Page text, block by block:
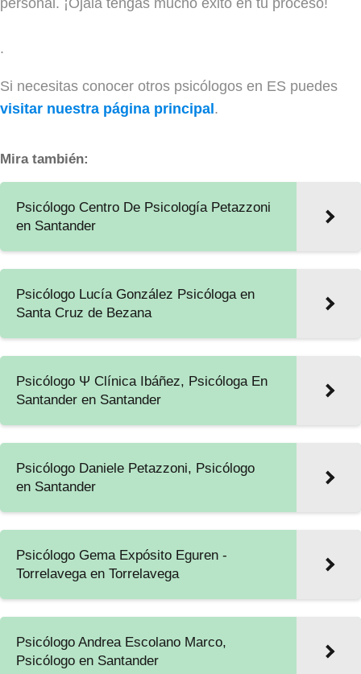
.
Si necesitas conocer otros psicólogos en ES puedes
visitar nuestra página principal.
Mira también:
Psicólogo Centro De Psicología Petazzoni
en Santander
Psicólogo Lucía González Psicóloga en
Santa Cruz de Bezana
Psicólogo Ψ Clínica Ibáñez, Psicóloga En
Santander en Santander
Psicólogo Daniele Petazzoni, Psicólogo
en Santander
Psicólogo Gema Expósito Eguren -
Torrelavega en Torrelavega
Psicólogo Andrea Escolano Marco,
Psicólogo en Santander